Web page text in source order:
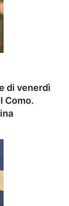
di venerdì
Como.